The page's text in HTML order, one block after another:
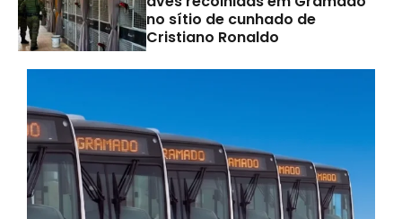
no sítio de cunhado de
Cristiano Ronaldo